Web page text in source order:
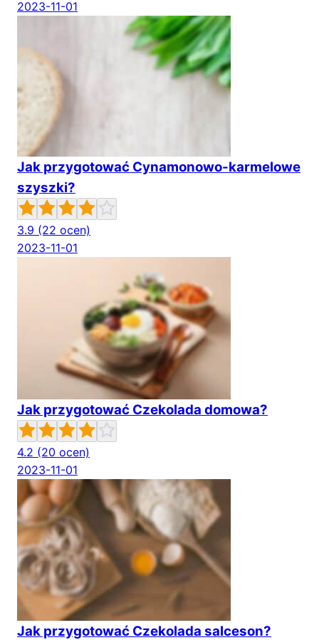
2023-11-01
Jak przygotować Cynamonowo-karmelowe
szyszki?
3.9 (22 ocen)
2023-11-01
Jak przygotować Czekolada domowa?
4.2 (20 ocen)
2023-11-01
Jak przygotować Czekolada salceson?